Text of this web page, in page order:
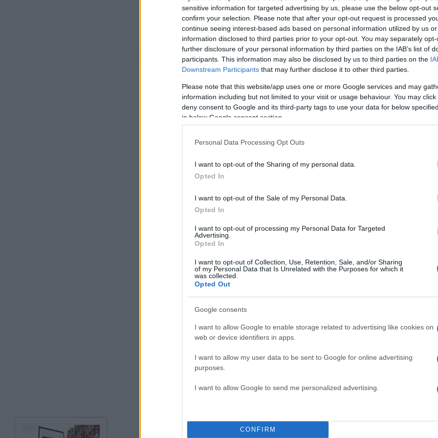
sensitive information for targeted advertising by us, please use the below opt-out
confirm your selection. Please note that after your opt-out request is processed
continue seeing interest-based ads based on personal information utilized by us
information disclosed to third parties prior to your opt-out. You may separately
further disclosure of your personal information by third parties on the IAB’s list of
participants. This information may also be disclosed by us to third parties on the
Downstream Participants that may further disclose it to other third parties.
Please note that this website/app uses one or more Google services and may
information including but not limited to your visit or usage behaviour. You may
deny consent to Google and its third-party tags to use your data for below
in below Google consent section.
Personal Data Processing Opt Outs
I want to opt-out of the Sharing of my personal data.
Opted In
I want to opt-out of the Sale of my Personal Data.
Opted In
I want to opt-out of processing my Personal Data for Targeted
Advertising.
Opted In
I want to opt-out of Collection, Use, Retention, Sale, and/or Sharing
of my Personal Data that Is Unrelated with the Purposes for which it
was collected.
Opted Out
Google consents
I want to allow Google to enable storage related to advertising like cookies on
web or device identifiers in apps.
I want to allow my user data to be sent to Google for online advertising
purposes.
I want to allow Google to send me personalized advertising.
CONFIRM
Οι αρχές χρειάστηκαν σχεδόν δύο ημέρεςγια να ταυτοποιήσουν και να
συλλάβουν τον ύποπτο, αναγκάζοντας την αστυνομία να δώσειστη
δημοσιότητα φωτογραφίες από κάμερες ασφαλείας.
connection with the fatal shooting of Charlie Kirk at Utah Valley
University.